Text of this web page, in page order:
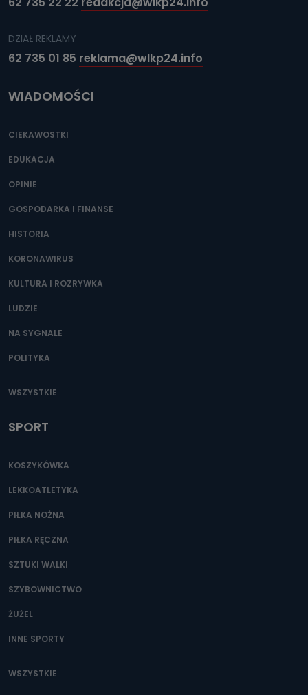
DZIAŁ REKLAMY
62 735 01 85 reklama@wlkp24.info
WIADOMOŚCI
CIEKAWOSTKI
EDUKACJA
OPINIE
GOSPODARKA I FINANSE
HISTORIA
KORONAWIRUS
KULTURA I ROZRYWKA
LUDZIE
NA SYGNALE
POLITYKA
WSZYSTKIE
SPORT
KOSZYKÓWKA
LEKKOATLETYKA
PIŁKA NOŻNA
PIŁKA RĘCZNA
SZTUKI WALKI
SZYBOWNICTWO
ŻUŻEL
INNE SPORTY
WSZYSTKIE